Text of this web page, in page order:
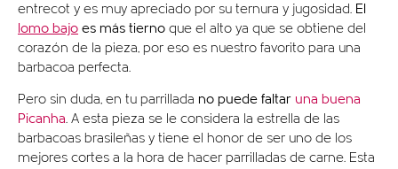
entrecot y es muy apreciado por su ternura y jugosidad. El
lomo bajo es más tierno que el alto ya que se obtiene del
corazón de la pieza, por eso es nuestro favorito para una
barbacoa perfecta.
Pero sin duda, en tu parrillada no puede faltar una buena
Picanha. A esta pieza se le considera la estrella de las
barbacoas brasileñas y tiene el honor de ser uno de los
mejores cortes a la hora de hacer parrilladas de carne. Esta